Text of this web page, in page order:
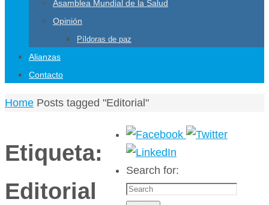
Asamblea Mundial de la Salud
Opinión
Píldoras de paz
Alianzas
Contacto
Home Posts tagged "Editorial"
Etiqueta:
Editorial
Search for: